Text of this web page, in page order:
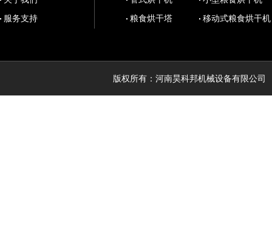
服务支持
粮食烘干塔
移动式粮食烘干机
版权所有：河南昊科邦机械设备有限公